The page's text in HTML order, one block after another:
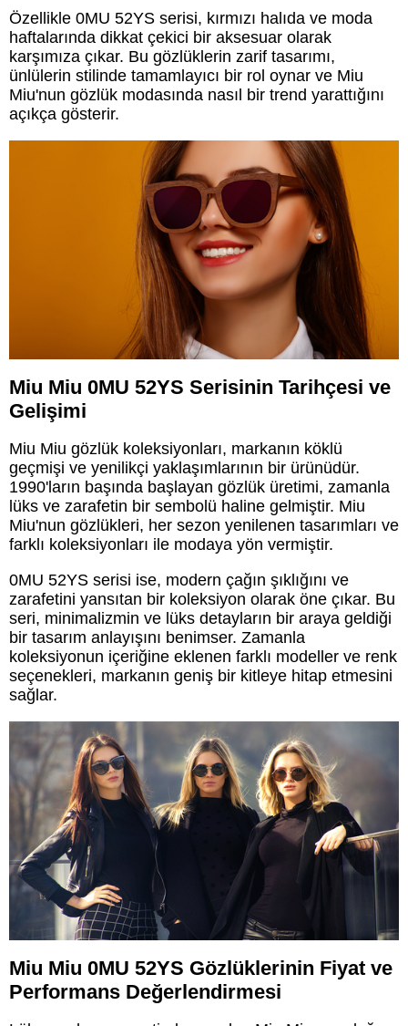
Özellikle 0MU 52YS serisi, kırmızı halıda ve moda
haftalarında dikkat çekici bir aksesuar olarak
karşımıza çıkar. Bu gözlüklerin zarif tasarımı,
ünlülerin stilinde tamamlayıcı bir rol oynar ve Miu
Miu'nun gözlük modasında nasıl bir trend yarattığını
açıkça gösterir.
Miu Miu 0MU 52YS Serisinin Tarihçesi ve
Gelişimi
Miu Miu gözlük koleksiyonları, markanın köklü
geçmişi ve yenilikçi yaklaşımlarının bir ürünüdür.
1990'ların başında başlayan gözlük üretimi, zamanla
lüks ve zarafetin bir sembolü haline gelmiştir. Miu
Miu'nun gözlükleri, her sezon yenilenen tasarımları ve
farklı koleksiyonları ile modaya yön vermiştir.
0MU 52YS serisi ise, modern çağın şıklığını ve
zarafetini yansıtan bir koleksiyon olarak öne çıkar. Bu
seri, minimalizmin ve lüks detayların bir araya geldiği
bir tasarım anlayışını benimser. Zamanla
koleksiyonun içeriğine eklenen farklı modeller ve renk
seçenekleri, markanın geniş bir kitleye hitap etmesini
sağlar.
Miu Miu 0MU 52YS Gözlüklerinin Fiyat ve
Performans Değerlendirmesi